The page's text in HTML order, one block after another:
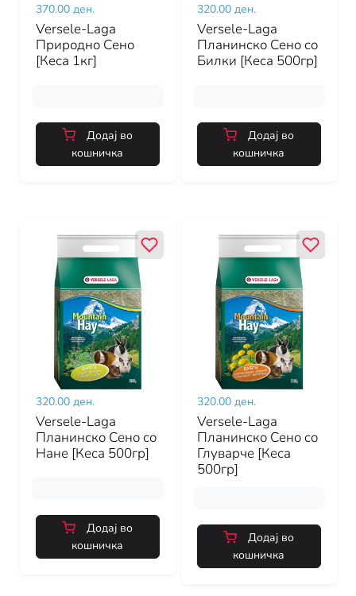
370.00 ден.
Versele-Laga
Природно Сено
[Кеса 1кг]
Додај во
кошничка
320.00 ден.
Versele-Laga
Планинско Сено со
Билки [Кеса 500гр]
Додај во
кошничка
320.00 ден.
Versele-Laga
Планинско Сено со
Нане [Кеса 500гр]
Додај во
кошничка
320.00 ден.
Versele-Laga
Планинско Сено со
Глуварче [Кеса
500гр]
Додај во
кошничка